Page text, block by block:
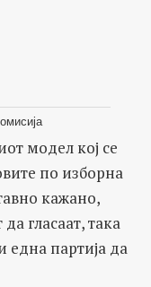
модел кој се
по изборна
кажано,
гласаат, така
една партија да